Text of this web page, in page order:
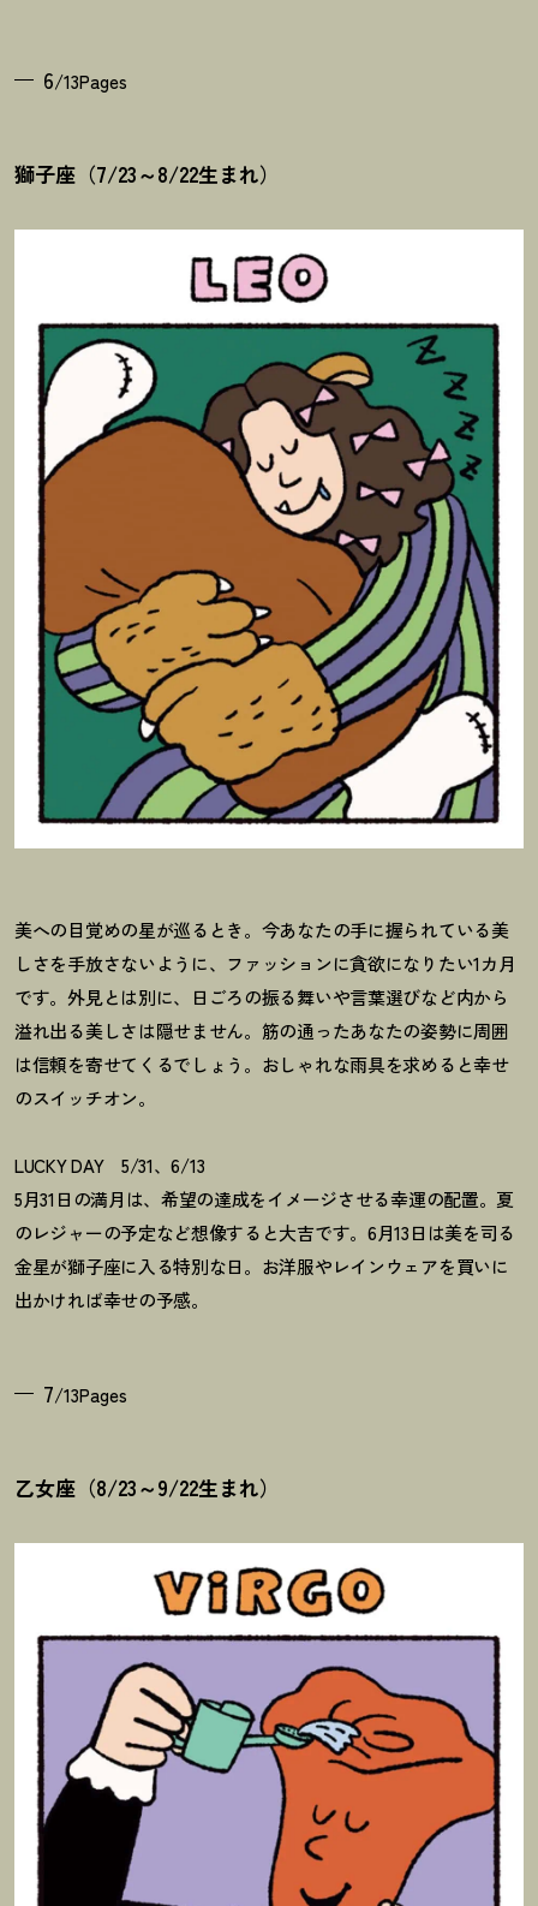
6/13Pages
獅子座（7/23～8/22生まれ）
美への目覚めの星が巡るとき。今あなたの手に握られている美
しさを手放さないように、ファッションに貪欲になりたい1カ月
です。外見とは別に、日ごろの振る舞いや言葉選びなど内から
溢れ出る美しさは隠せません。筋の通ったあなたの姿勢に周囲
は信頼を寄せてくるでしょう。おしゃれな雨具を求めると幸せ
のスイッチオン。
LUCKY DAY 5/31、6/13
5月31日の満月は、希望の達成をイメージさせる幸運の配置。夏
のレジャーの予定など想像すると大吉です。6月13日は美を司る
金星が獅子座に入る特別な日。お洋服やレインウェアを買いに
出かければ幸せの予感。
7/13Pages
乙女座（8/23～9/22生まれ）